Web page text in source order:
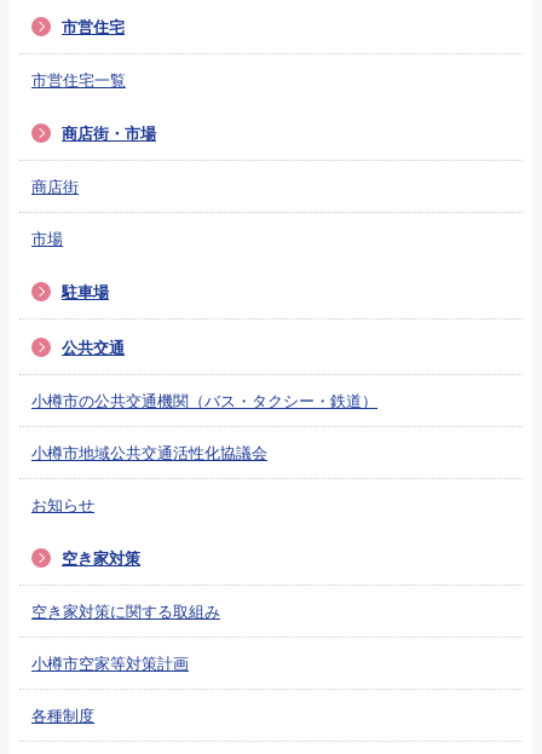
市営住宅
市営住宅一覧
商店街・市場
商店街
市場
駐車場
公共交通
小樽市の公共交通機関（バス・タクシー・鉄道）
小樽市地域公共交通活性化協議会
お知らせ
空き家対策
空き家対策に関する取組み
小樽市空家等対策計画
各種制度